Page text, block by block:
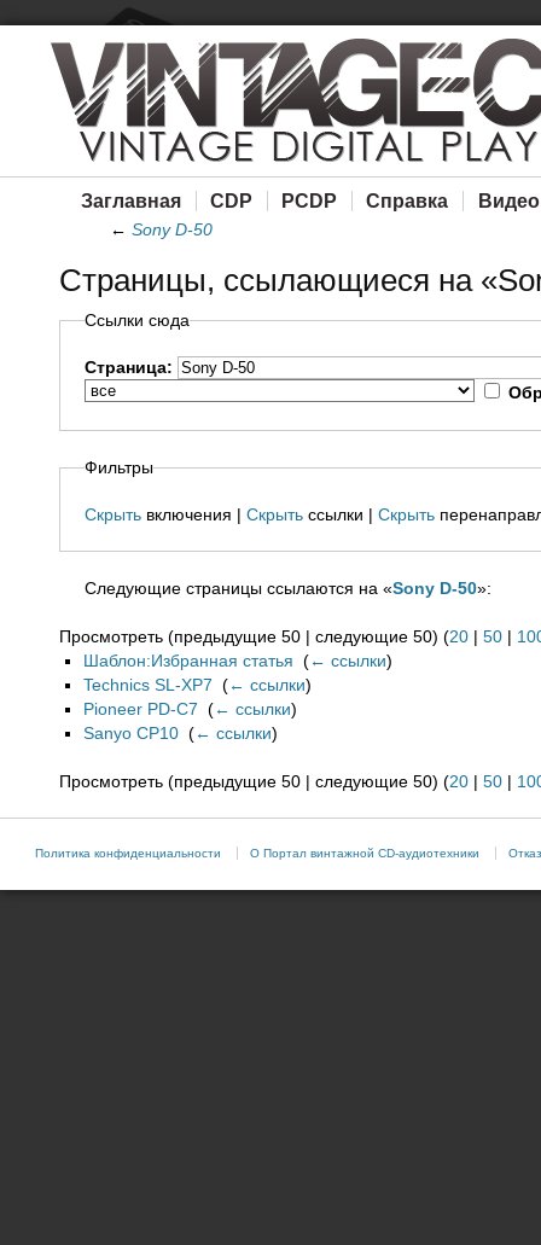
Заглавная CDP PCDP Справка Видео
← Sony D-50
Страницы, ссылающиеся на
Ссылки сюда
Страница:
Фильтры
Скрытьвключения | Скрытьссылки | Скрыть
Следующие страницы ссылаются на «Sony D-50»:
Просмотреть (предыдущие 50 | следующие 50) (20 | 50 |
Шаблон:Избранная статья (← ссылки)
Technics SL-XP7 (← ссылки)
Pioneer PD-C7 (← ссылки)
Sanyo CP10 (← ссылки)
Просмотреть (предыдущие 50 | следующие 50) (20 | 50 |
Политика конфиденциальности О Портал винтажной CD-аудиотехники